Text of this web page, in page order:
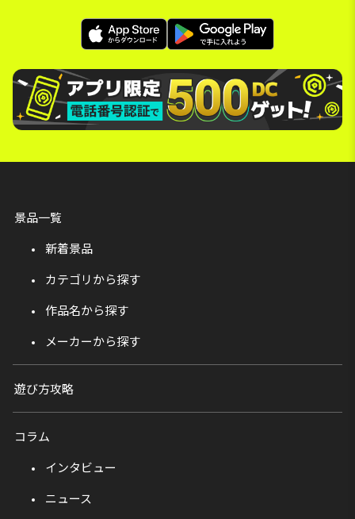
景品一覧
新着景品
カテゴリから探す
作品名から探す
メーカーから探す
遊び方攻略
コラム
インタビュー
ニュース